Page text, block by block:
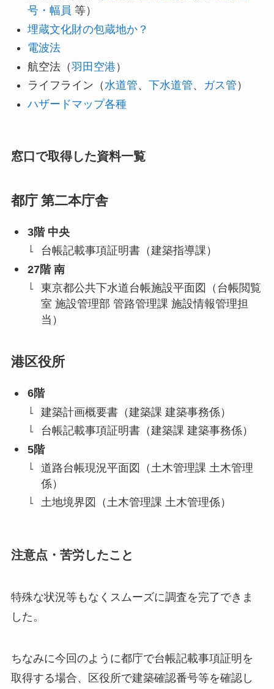
号・幅員 等）
埋蔵文化財の包蔵地か？
電波法
航空法（羽田空港 ）
ライフライン（水道管、 下水道管、 ガス管 ）
ハザードマップ各種
窓口で取得した資料一覧
都庁 第二本庁舎
3階 中央
台帳記載事項証明書（建築指導課）
27階 南
東京都公共下水道台帳施設平面図（台帳閲覧
室 施設管理部 管路管理課 施設情報管理担
当）
港区役所
6階
建築計画概要書（建築課 建築事務係）
台帳記載事項証明書（建築課 建築事務係）
5階
道路台帳現況平面図（土木管理課 土木管理
係）
土地境界図（土木管理課 土木管理係）
注意点・苦労したこと
特殊な状況等もなくスムーズに調査を完了できま
した。
ちなみに今回のように都庁で台帳記載事項証明を
取得する場合、区役所で建築確認番号等を確認し